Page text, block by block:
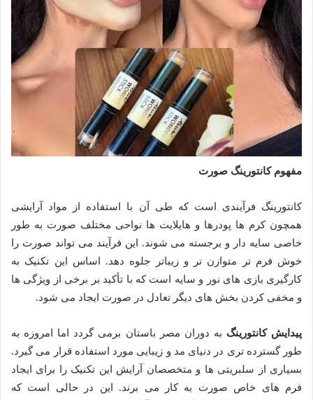
مفهوم کانتورینگ صورت
کانتورینگ فرآیندی است که طی آن با استفاده از مواد آرایشی
همچون کرم ها پودرها و هایلایت ها نواحی مختلف صورت به طور
خاصی سایه دار و برجسته می شوند. این فرآیند می تواند صورت را
خوش فرم تر متوازن تر و زیباتر جلوه دهد. اساس این تکنیک به
کارگیری بازی های نور و سایه است که با تأکید بر برخی از ویژگی ها
و مخفی کردن بخش های دیگر تعادل در صورت ایجاد می شود.
پیدایش کانتورینگ به دوران مصر باستان برمی گردد اما امروزه به
طور گسترده تری در دنیای مد و زیبایی مورد استفاده قرار می گیرد.
بسیاری از سلبریتی ها و متخصصان آرایش این تکنیک را برای ایجاد
فرم های خاص صورت به کار می برند. این در حالی است که